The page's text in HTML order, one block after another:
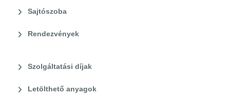
Sajtószoba
Rendezvények
Szolgáltatási díjak
Letölthető anyagok